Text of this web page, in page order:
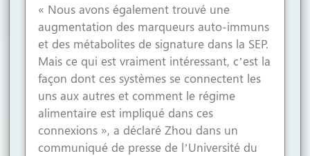
« Nous avons également trouvé une
augmentation des marqueurs auto-immuns
et des métabolites de signature dans la SEP.
Mais ce qui est vraiment intéressant, c’est la
façon dont ces systèmes se connectent les
uns aux autres et comment le régime
alimentaire est impliqué dans ces
connexions », a déclaré Zhou dans un
communiqué de presse de l’Université du